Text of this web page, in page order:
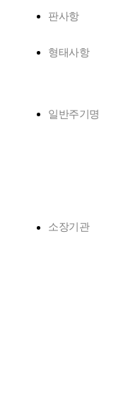
판사항
형태사항
일반주기명
소장기관